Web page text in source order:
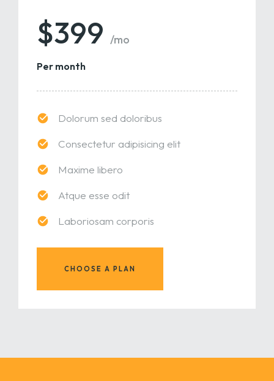
$399 /mo
Per month
Dolorum sed doloribus
Consectetur adipisicing elit
Maxime libero
Atque esse odit
Laboriosam corporis
CHOOSE A PLAN